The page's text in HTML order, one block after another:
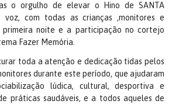
o orgulho de elevar o Hino de SANTA
voz, com todas as crianças ,monitores e
primeira noite e a participação no cortejo
Fazer Memória.
toda a atenção e dedicação tidas pelos
durante este período, que ajudaram
lúdica, cultural, desportiva e
práticas saudáveis, e a todos aqueles de